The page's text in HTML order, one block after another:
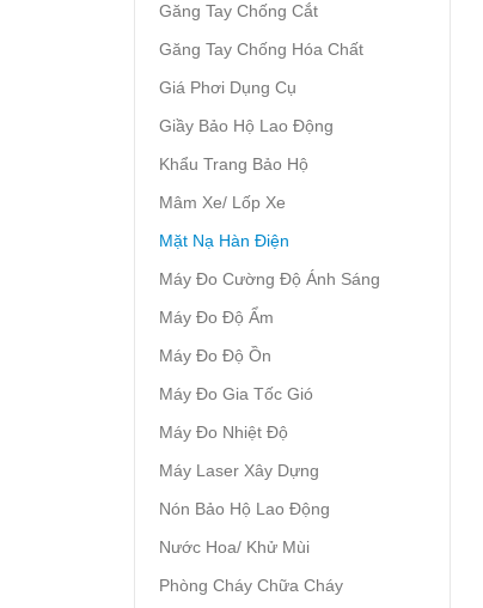
Găng Tay Chống Cắt
Găng Tay Chống Hóa Chất
Giá Phơi Dụng Cụ
Giầy Bảo Hộ Lao Động
Khẩu Trang Bảo Hộ
Mâm Xe/ Lốp Xe
Mặt Nạ Hàn Điện
Máy Đo Cường Độ Ánh Sáng
Máy Đo Độ Ẩm
Máy Đo Độ Ồn
Máy Đo Gia Tốc Gió
Máy Đo Nhiệt Độ
Máy Laser Xây Dựng
Nón Bảo Hộ Lao Động
Nước Hoa/ Khử Mùi
Phòng Cháy Chữa Cháy